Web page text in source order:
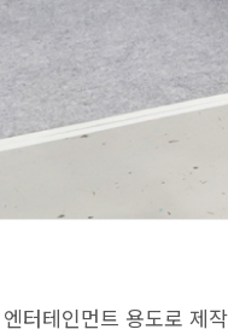
엔터테인먼트 용도로 제